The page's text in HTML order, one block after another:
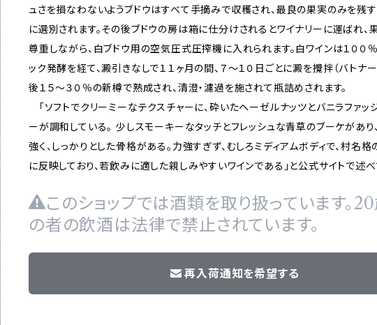
ュさを損なわないようブドウはすべて手摘みで収穫され、最良の果実のみを残
に選別されます。その後ブドウの房は箱に仕分けされるとワイナリーに運ばれ、
尊重しながら、白ブドウ用の空気圧式圧搾機に入れられます。白ワインは１００
ック発酵を経て、澱引きなしで１１ヶ月の間、７～１０日ごとに澱を攪拌（バトナー
後１５～３０％の新樽で熟成され、清澄・濾過を施されて瓶詰めされます。
「ソフトでクリーミーなテクスチャーに、砕いたヘーゼルナッツとバニラファッ
ーが調和している。 少しスモーキーなタッチとフレッシュな青草のブーケがあり
強く、しっかりとした骨格がある。力強すぎず、むしろミディアムボディで、村名
に反映しており、若飲みに適した親しみやすいワインである」と公式サイトで述べ
このショップでは酒類を取り扱っています。
の者の飲酒は法律で禁止されています。
再入荷通知を希望する